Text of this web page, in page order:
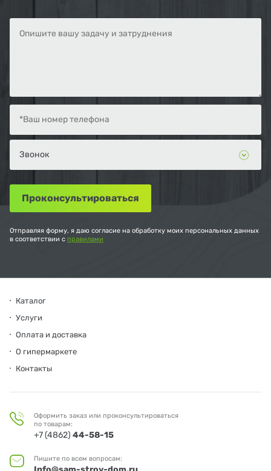
Отправляя форму, я даю согласие на обработку моих персональных данных
в соответствии с правилами
Каталог
Услуги
Оплата и доставка
О гипермаркете
Контакты
Оформить заказ или проконсультироваться
по товарам:
+7 (4862) 44-58-15
Пишите по всем вопросам: